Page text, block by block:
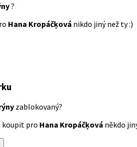
?
Hana Kropáčķová nikdo jiný než ty :)
zablokovaný?
koupit pro Hana Kropáčķová někdo